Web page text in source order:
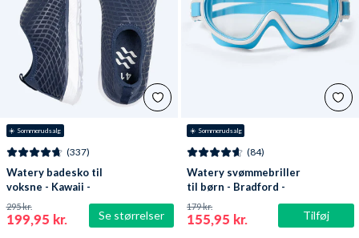
☀️ Sommerudsalg
Se størrelser
(337)
Watery badesko til
voksne - Kawaii -
Mørkeblå
199,95 kr.
295 kr.
☀️ Sommerudsalg
Tilføj
(84)
Watery svømmebriller
til børn - Bradford -
Blå/hvid
155,95 kr.
179 kr.